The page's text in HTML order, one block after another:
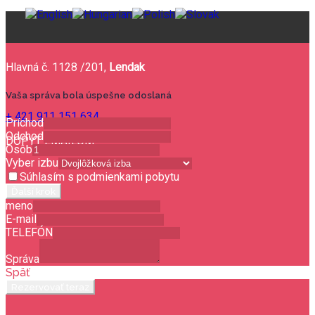
Hlavná č. 1128 /201, Lendak
+ 421 911 151 634
DOPYT EMAILOM
Vaša správa bola úspešne odoslaná
Príchod
Odchod
Osôb
Vyber izbu
Súhlasím s podmienkami pobytu
meno
E-mail
TELEFÓN
Správa
Späť